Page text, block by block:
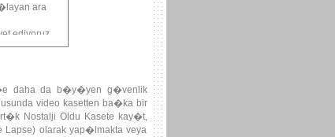
ara
ediyoruz.
daha da b�y�yen g�venlik
video kasetten ba�ka bir
Nostalji Oldu Kasete kay�t,
olarak yap�lmakta veya